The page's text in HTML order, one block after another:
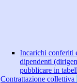
Incarichi conferiti
dipendenti
pubblicare in
Contrattazione collettiva